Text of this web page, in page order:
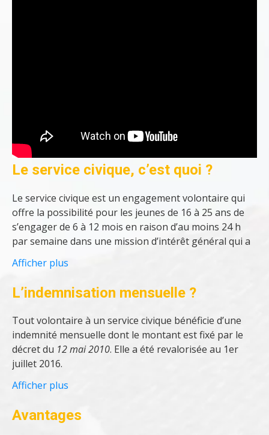
Le service civique, c’est quoi ?
Le service civique est un engagement volontaire qui
offre la possibilité pour les jeunes de 16 à 25 ans de
s’engager de 6 à 12 mois en raison d’au moins 24 h
par semaine dans une mission d’intérêt général qui a
lieu au sein d’une association ou d’une collectivité
publique.
La ligue de l’enseignement propose des missions
éducation, sport et loisirs, santé, solidarité et
environnement.
Afficher plus
L’indemnisation mensuelle ?
Tout volontaire à un service civique bénéficie d’une
indemnité mensuelle dont le montant est fixé par le
décret du 12 mai 2010. Elle a été revalorisée au 1er
juillet 2016.
Afficher plus
Avantages